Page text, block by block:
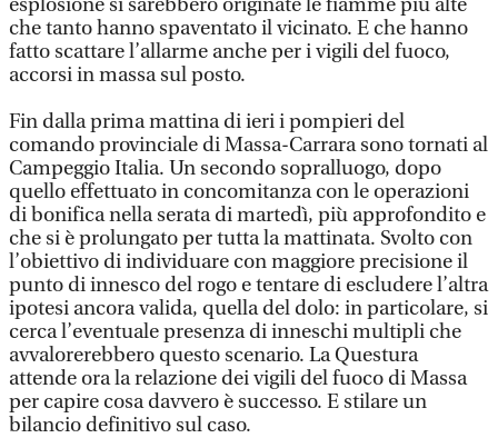
esplosione si sarebbero originate le fiamme più alte
che tanto hanno spaventato il vicinato. E che hanno
fatto scattare l’allarme anche per i vigili del fuoco,
accorsi in massa sul posto.
Fin dalla prima mattina di ieri i pompieri del
comando provinciale di Massa-Carrara sono tornati al
Campeggio Italia. Un secondo sopralluogo, dopo
quello effettuato in concomitanza con le operazioni
di bonifica nella serata di martedì, più approfondito e
che si è prolungato per tutta la mattinata. Svolto con
l’obiettivo di individuare con maggiore precisione il
punto di innesco del rogo e tentare di escludere l’altra
ipotesi ancora valida, quella del dolo: in particolare, si
cerca l’eventuale presenza di inneschi multipli che
avvalorerebbero questo scenario. La Questura
attende ora la relazione dei vigili del fuoco di Massa
per capire cosa davvero è successo. E stilare un
bilancio definitivo sul caso.